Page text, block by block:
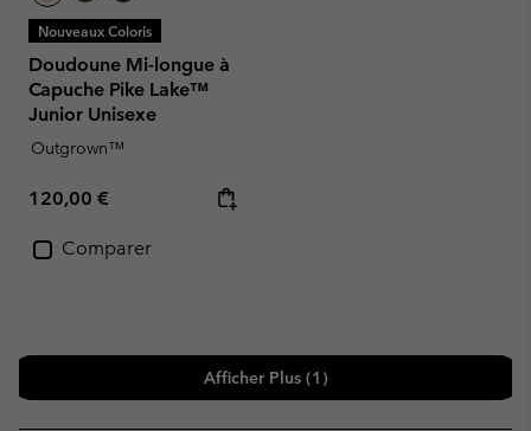
Nouveaux Coloris
Doudoune Mi-longue à
Capuche Pike Lake™
Junior Unisexe
Outgrown™
Regular price:
120,00 €
Comparer
Afficher Plus (1)